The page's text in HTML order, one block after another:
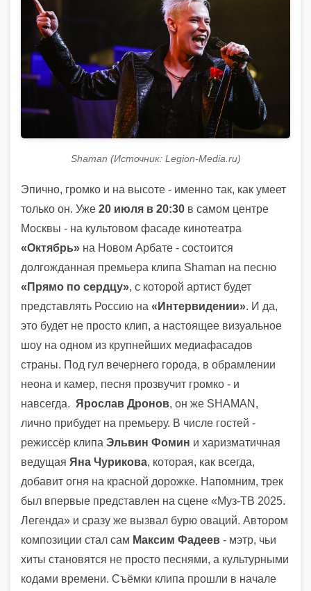
Shaman (Источник: Legion-Media.ru)
Эпично, громко и на высоте - именно так, как умеет
только он. Уже 20 июля в 20:30 в самом центре
Москвы - на культовом фасаде кинотеатра
«Октябрь» на Новом Арбате - состоится
долгожданная премьера клипа Shaman на песню
«Прямо по сердцу», с которой артист будет
представлять Россию на «Интервидении». И да,
это будет не просто клип, а настоящее визуальное
шоу на одном из крупнейших медиафасадов
страны. Под гул вечернего города, в обрамлении
неона и камер, песня прозвучит громко - и
навсегда. Ярослав Дронов, он же SHAMAN,
лично прибудет на премьеру. В числе гостей -
режиссёр клипа Эльвин Фомин и харизматичная
ведущая Яна Чурикова, которая, как всегда,
добавит огня на красной дорожке. Напомним, трек
был впервые представлен на сцене «Муз-ТВ 2025.
Легенда» и сразу же вызвал бурю оваций. Автором
композиции стал сам Максим Фадеев - мэтр, чьи
хиты становятся не просто песнями, а культурными
кодами времени. Съёмки клипа прошли в начале